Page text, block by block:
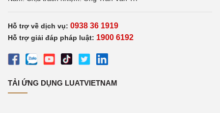
Hỗ trợ về dịch vụ: 0938 36 1919
Hỗ trợ giải đáp pháp luật: 1900 6192
TẢI ỨNG DỤNG LUATVIETNAM